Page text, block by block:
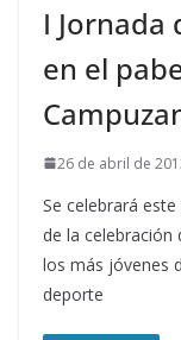
I Jornada
en el
26 de abril de
Se celebrará
de la celebración
los más jóvenes
deporte